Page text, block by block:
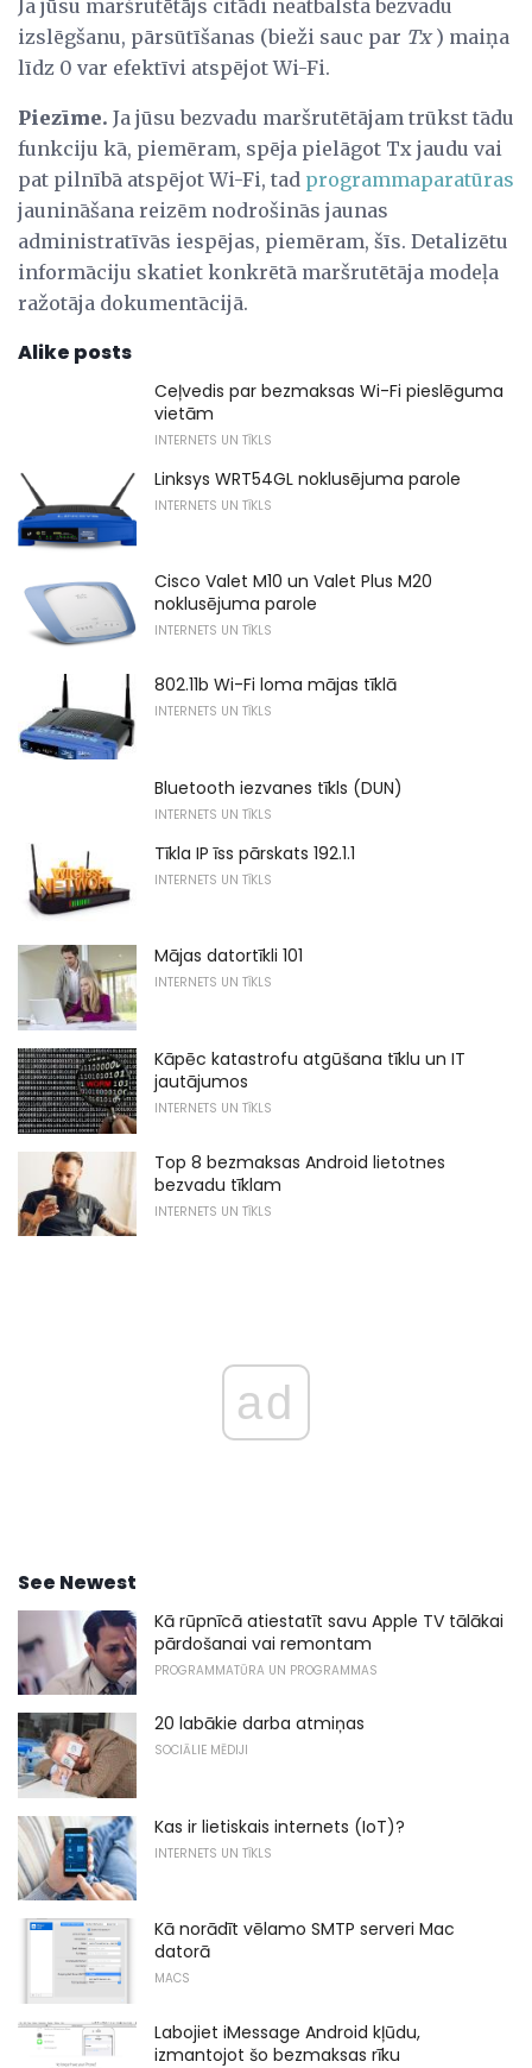
Ja jūsu maršrutētājs citādi neatbalsta bezvadu
izslēgšanu, pārsūtīšanas (bieži sauc par Tx) maiņa
līdz 0 var efektīvi atspējot Wi-Fi.
Piezīme. Ja jūsu bezvadu maršrutētājam trūkst tādu
funkciju kā, piemēram, spēja pielāgot Tx jaudu vai
pat pilnībā atspējot Wi-Fi, tad programmaparatūras
jaunināšana reizēm nodrošinās jaunas
administratīvās iespējas, piemēram, šīs. Detalizētu
informāciju skatiet konkrētā maršrutētāja modeļa
ražotāja dokumentācijā.
Alike posts
Ceļvedis par bezmaksas Wi-Fi pieslēguma
vietām
INTERNETS UN TĪKLS
Linksys WRT54GL noklusējuma parole
INTERNETS UN TĪKLS
Cisco Valet M10 un Valet Plus M20
noklusējuma parole
INTERNETS UN TĪKLS
802.11b Wi-Fi loma mājas tīklā
INTERNETS UN TĪKLS
Bluetooth iezvanes tīkls (DUN)
INTERNETS UN TĪKLS
Tīkla IP īss pārskats 192.1.1
INTERNETS UN TĪKLS
Mājas datortīkli 101
INTERNETS UN TĪKLS
Kāpēc katastrofu atgūšana tīklu un IT
jautājumos
INTERNETS UN TĪKLS
Top 8 bezmaksas Android lietotnes
bezvadu tīklam
INTERNETS UN TĪKLS
ad
See Newest
Kā rūpnīcā atiestatīt savu Apple TV tālākai
pārdošanai vai remontam
PROGRAMMATŪRA UN PROGRAMMAS
20 labākie darba atmiņas
SOCIĀLIE MĒDIJI
Kas ir lietiskais internets (IoT)?
INTERNETS UN TĪKLS
Kā norādīt vēlamo SMTP serveri Mac
datorā
MACS
Labojiet iMessage Android kļūdu,
izmantojot šo bezmaksas rīku